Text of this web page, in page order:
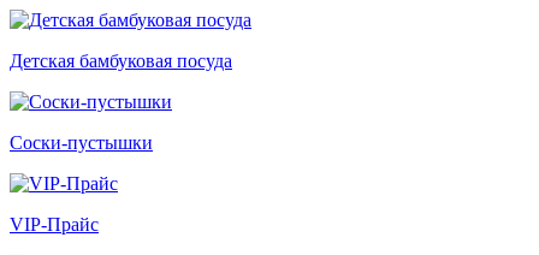
Детская бамбуковая посуда
Соски-пустышки
VIP-Прайс